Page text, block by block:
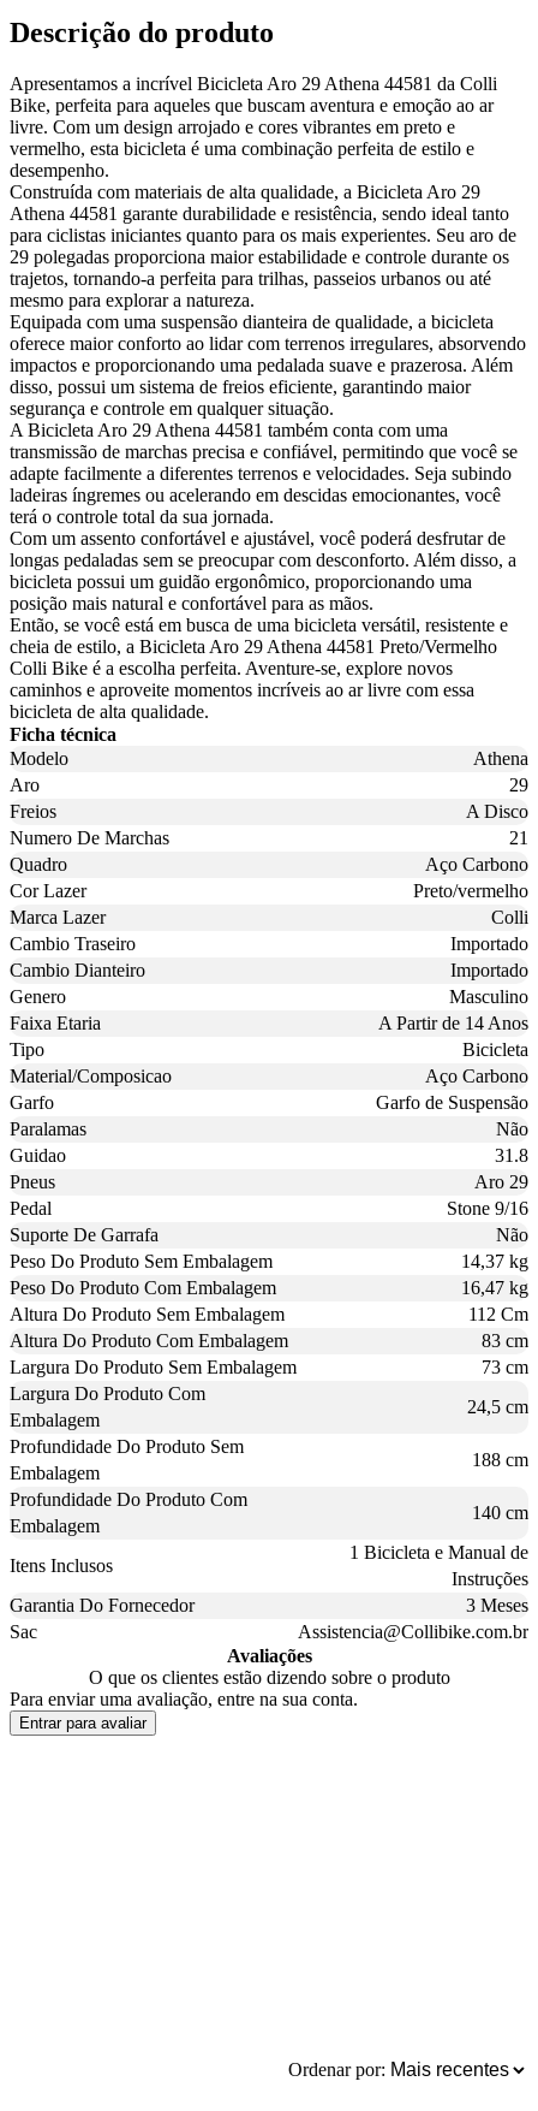
Descrição do produto
Apresentamos a incrível Bicicleta Aro 29 Athena 44581 da Colli
Bike, perfeita para aqueles que buscam aventura e emoção ao ar
livre. Com um design arrojado e cores vibrantes em preto e
vermelho, esta bicicleta é uma combinação perfeita de estilo e
desempenho.
Construída com materiais de alta qualidade, a Bicicleta Aro 29
Athena 44581 garante durabilidade e resistência, sendo ideal tanto
para ciclistas iniciantes quanto para os mais experientes. Seu aro de
29 polegadas proporciona maior estabilidade e controle durante os
trajetos, tornando-a perfeita para trilhas, passeios urbanos ou até
mesmo para explorar a natureza.
Equipada com uma suspensão dianteira de qualidade, a bicicleta
oferece maior conforto ao lidar com terrenos irregulares, absorvendo
impactos e proporcionando uma pedalada suave e prazerosa. Além
disso, possui um sistema de freios eficiente, garantindo maior
segurança e controle em qualquer situação.
A Bicicleta Aro 29 Athena 44581 também conta com uma
transmissão de marchas precisa e confiável, permitindo que você se
adapte facilmente a diferentes terrenos e velocidades. Seja subindo
ladeiras íngremes ou acelerando em descidas emocionantes, você
terá o controle total da sua jornada.
Com um assento confortável e ajustável, você poderá desfrutar de
longas pedaladas sem se preocupar com desconforto. Além disso, a
bicicleta possui um guidão ergonômico, proporcionando uma
posição mais natural e confortável para as mãos.
Então, se você está em busca de uma bicicleta versátil, resistente e
cheia de estilo, a Bicicleta Aro 29 Athena 44581 Preto/Vermelho
Colli Bike é a escolha perfeita. Aventure-se, explore novos
caminhos e aproveite momentos incríveis ao ar livre com essa
bicicleta de alta qualidade.
Ficha técnica
Modelo
Athena
Aro
29
Freios
A Disco
Numero De Marchas
21
Quadro
Aço Carbono
Cor Lazer
Preto/vermelho
Marca Lazer
Colli
Cambio Traseiro
Importado
Cambio Dianteiro
Importado
Genero
Masculino
Faixa Etaria
A Partir de 14 Anos
Tipo
Bicicleta
Material/Composicao
Aço Carbono
Garfo
Garfo de Suspensão
Paralamas
Não
Guidao
31.8
Pneus
Aro 29
Pedal
Stone 9/16
Suporte De Garrafa
Não
Peso Do Produto Sem Embalagem
14,37 kg
Peso Do Produto Com Embalagem
16,47 kg
Altura Do Produto Sem Embalagem
112 Cm
Altura Do Produto Com Embalagem
83 cm
Largura Do Produto Sem Embalagem
73 cm
Largura Do Produto Com
Embalagem
24,5 cm
Profundidade Do Produto Sem
Embalagem
188 cm
Profundidade Do Produto Com
Embalagem
140 cm
Itens Inclusos
1 Bicicleta e Manual de
Instruções
Garantia Do Fornecedor
3 Meses
Sac
Assistencia@Collibike.com.br
Avaliações
O que os clientes estão dizendo sobre o produto
Para enviar uma avaliação, entre na sua conta.
Entrar para avaliar
Ordenar por: